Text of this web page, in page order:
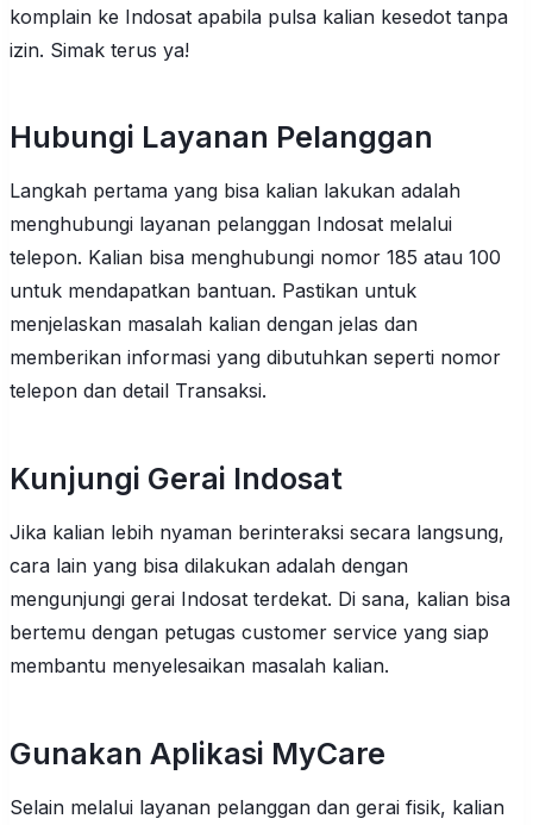
komplain ke Indosat apabila pulsa kalian kesedot tanpa
izin. Simak terus ya!
Hubungi Layanan Pelanggan
Langkah pertama yang bisa kalian lakukan adalah
menghubungi layanan pelanggan Indosat melalui
telepon. Kalian bisa menghubungi nomor 185 atau 100
untuk mendapatkan bantuan. Pastikan untuk
menjelaskan masalah kalian dengan jelas dan
memberikan informasi yang dibutuhkan seperti nomor
telepon dan detail Transaksi.
Kunjungi Gerai Indosat
Jika kalian lebih nyaman berinteraksi secara langsung,
cara lain yang bisa dilakukan adalah dengan
mengunjungi gerai Indosat terdekat. Di sana, kalian bisa
bertemu dengan petugas customer service yang siap
membantu menyelesaikan masalah kalian.
Gunakan Aplikasi MyCare
Selain melalui layanan pelanggan dan gerai fisik, kalian